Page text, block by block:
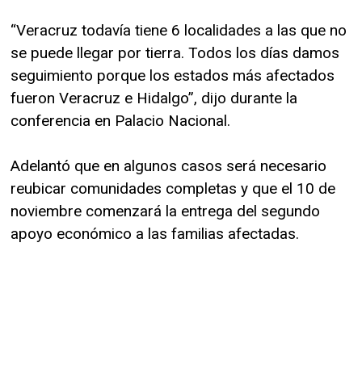
“Veracruz todavía tiene 6 localidades a las que no
se puede llegar por tierra. Todos los días damos
seguimiento porque los estados más afectados
fueron Veracruz e Hidalgo”, dijo durante la
conferencia en Palacio Nacional.
Adelantó que en algunos casos será necesario
reubicar comunidades completas y que el 10 de
noviembre comenzará la entrega del segundo
apoyo económico a las familias afectadas.